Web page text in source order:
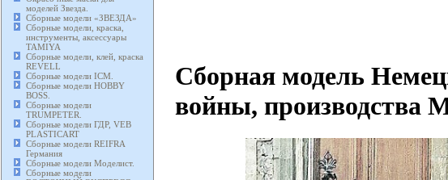
моделей Звезда.
Сборные модели «ЗВЕЗДА»
Сборные модели, краска,
инструменты, аксессуары
TAMIYA
Сборные модели, клей, краска
REVELL
Сборные модели ICM.
Сборные модели HOBBY
BOSS.
Сборные модели
TRUMPETER.
Сборные модели ГДР, VEB
PLASTICART
Сборные модели REIFRA
Германия
Сборные модели Моделист.
Сборные модели
Сборная модель
войны, производства